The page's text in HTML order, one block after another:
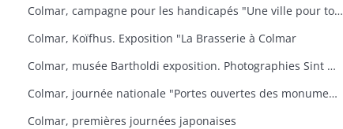
Colmar, campagne pour les handicapés "Une ville pour tous
Colmar, Koïfhus. Exposition "La Brasserie à Colmar
Colmar, musée Bartholdi exposition. Photographies Sint Niklaas
Colmar, journée nationale "Portes ouvertes des monuments historiques" (organisée par l'AREHC et le lycée Bartholdi)
Colmar, premières journées japonaises